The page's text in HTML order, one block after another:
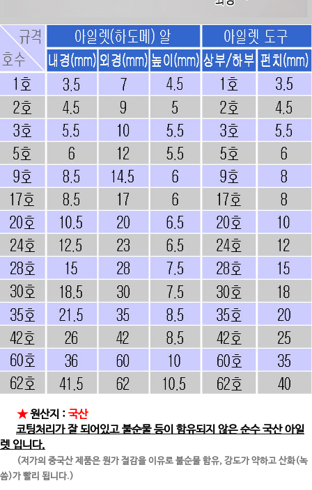
★원산지 : 국산
코팅처리가 잘 되어있고 불순물 등이 함유되지 않은 순수 국산 아일
렛 입니다.
(저가의 중국산 제품은 원가 절감을 이유로 불순물 함유, 강도가 약하고 산화(녹
씀)가 빨리 됩니다.)